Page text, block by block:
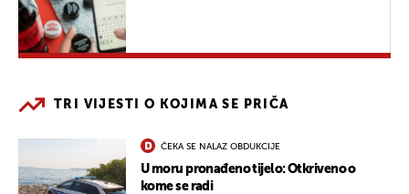
TRI VIJESTI O KOJIMA SE PRIČA
ČEKA SE NALAZ OBDUKCIJE
U moru pronađeno tijelo: Otkriveno o
kome se radi